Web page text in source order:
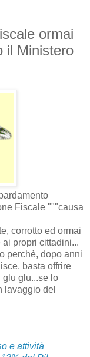
ormai
il Ministero
Fiscale """causa
corrotto ed ormai
propri cittadini...
perchè, dopo anni
basta offrire
glu glu...se lo
lavaggio del
e attività